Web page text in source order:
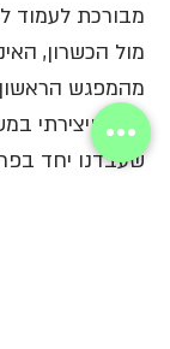
מבורכת לעמוד
מול הכשרון,
מהמפגש
פורה ויצירתי
שעבדנו יחד